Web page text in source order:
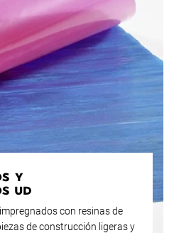
Y
UD
con resinas de
de construcción ligeras y